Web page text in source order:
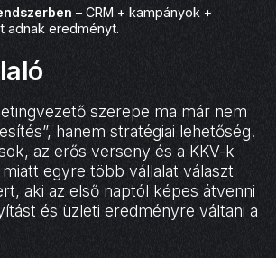
– CRM + kampányok +
adnak eredményt.
szerepe ma már nem
hanem stratégiai lehetőség.
az erős verseny és a KKV-k
egyre több vállalat választ
aki az első naptól képes átvenni
és üzleti eredményre váltani a